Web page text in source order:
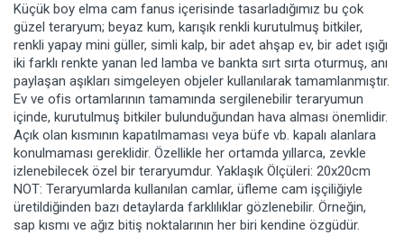
Küçük boy elma cam fanus içerisinde tasarladığımız bu çok
güzel teraryum; beyaz kum, karışık renkli kurutulmuş bitkiler,
renkli yapay mini güller, simli kalp, bir adet ahşap ev, bir adet ışığı
iki farklı renkte yanan led lamba ve bankta sırt sırta oturmuş, anı
paylaşan aşıkları simgeleyen objeler kullanılarak tamamlanmıştır.
Ev ve ofis ortamlarının tamamında sergilenebilir teraryumun
içinde, kurutulmuş bitkiler bulunduğundan hava alması önemlidir.
Açık olan kısmının kapatılmaması veya büfe vb. kapalı alanlara
konulmaması gereklidir. Özellikle her ortamda yıllarca, zevkle
izlenebilecek özel bir teraryumdur. Yaklaşık Ölçüleri: 20x20cm
NOT: Teraryumlarda kullanılan camlar, üfleme cam işçiliğiyle
üretildiğinden bazı detaylarda farklılıklar gözlenebilir. Örneğin,
sap kısmı ve ağız bitiş noktalarının her biri kendine özgüdür.